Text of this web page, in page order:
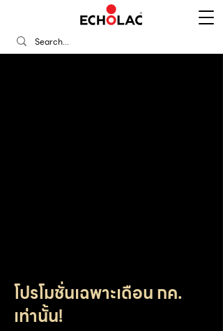
โปรโมชั่นเฉพาะเดือน กค.
เท่านั้น!